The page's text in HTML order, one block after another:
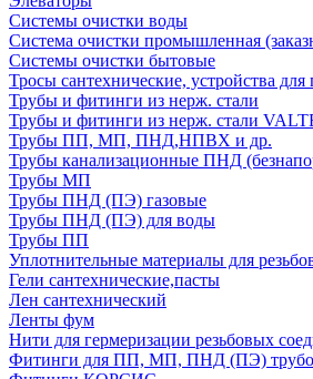
Системы очистки воды
Система очистки промышленная
Системы очистки бытовые
Тросы сантехнические, устройства для
Трубы и фитинги из нерж. стали
Трубы и фитинги из нерж. стали
Трубы ПП, МП, ПНД,НПВХ и др.
Трубы канализационные ПНД
Трубы МП
Трубы ПНД (ПЭ) газовые
Трубы ПНД (ПЭ) для воды
Трубы ПП
Уплотнительные материалы для
Гели сантехнические,пасты
Лен сантехнический
Ленты фум
Нити для гермеризации резьбовых
Фитинги для ПП, МП, ПНД (ПЭ)